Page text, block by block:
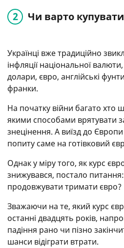
Чи варто
Українці вже традиційно
інфляції національної
долари, євро, англійські
франки.
На початку війни багато хто
якими способами врятувати
знецінення. А виїзд до
попиту саме на готівковий
Однак у міру того, як курс
знижувався, постало
продовжувати тримати євро?
Зважаючи на те, який курс
останні двадцять років,
падіння рано чи пізно
шанси відіграти втрати.